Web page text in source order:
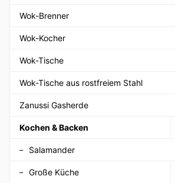
Wok-Brenner
Wok-Kocher
Wok-Tische
Wok-Tische aus rostfreiem Stahl
Zanussi Gasherde
Kochen & Backen
Salamander
Große Küche